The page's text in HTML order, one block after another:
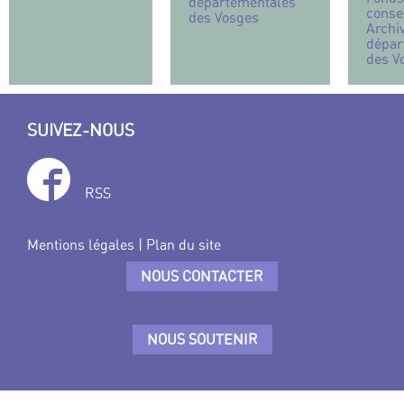
des Vosges
des
SUIVEZ-NOUS
RSS
Mentions légales | Plan du site
NOUS CONTACTER
NOUS SOUTENIR